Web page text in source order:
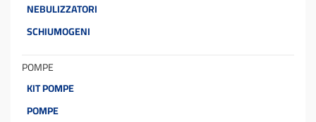
NEBULIZZATORI
SCHIUMOGENI
POMPE
KIT POMPE
POMPE